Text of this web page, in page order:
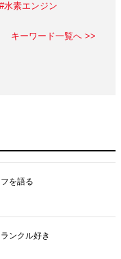
#水素エンジン
キーワード一覧へ >>
を語る
ンクル好き